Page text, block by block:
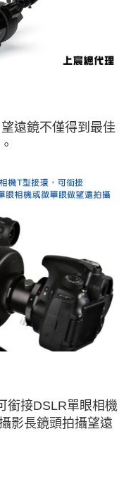
遠鏡不僅得到最佳
銜接DSLR單眼相機
影長鏡頭拍攝望遠